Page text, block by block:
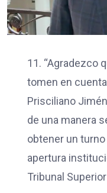
11. “Agradezco
tomen en
Prisciliano
de una manera
obtener un
apertura
Tribunal